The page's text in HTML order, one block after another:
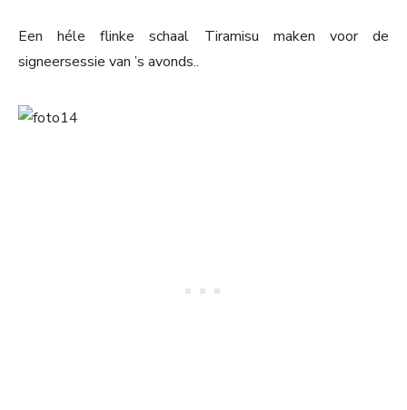
Een héle flinke schaal Tiramisu maken voor de
signeersessie van ’s avonds..